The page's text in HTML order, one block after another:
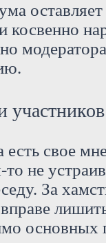
косвенно
свое
не
За
основных